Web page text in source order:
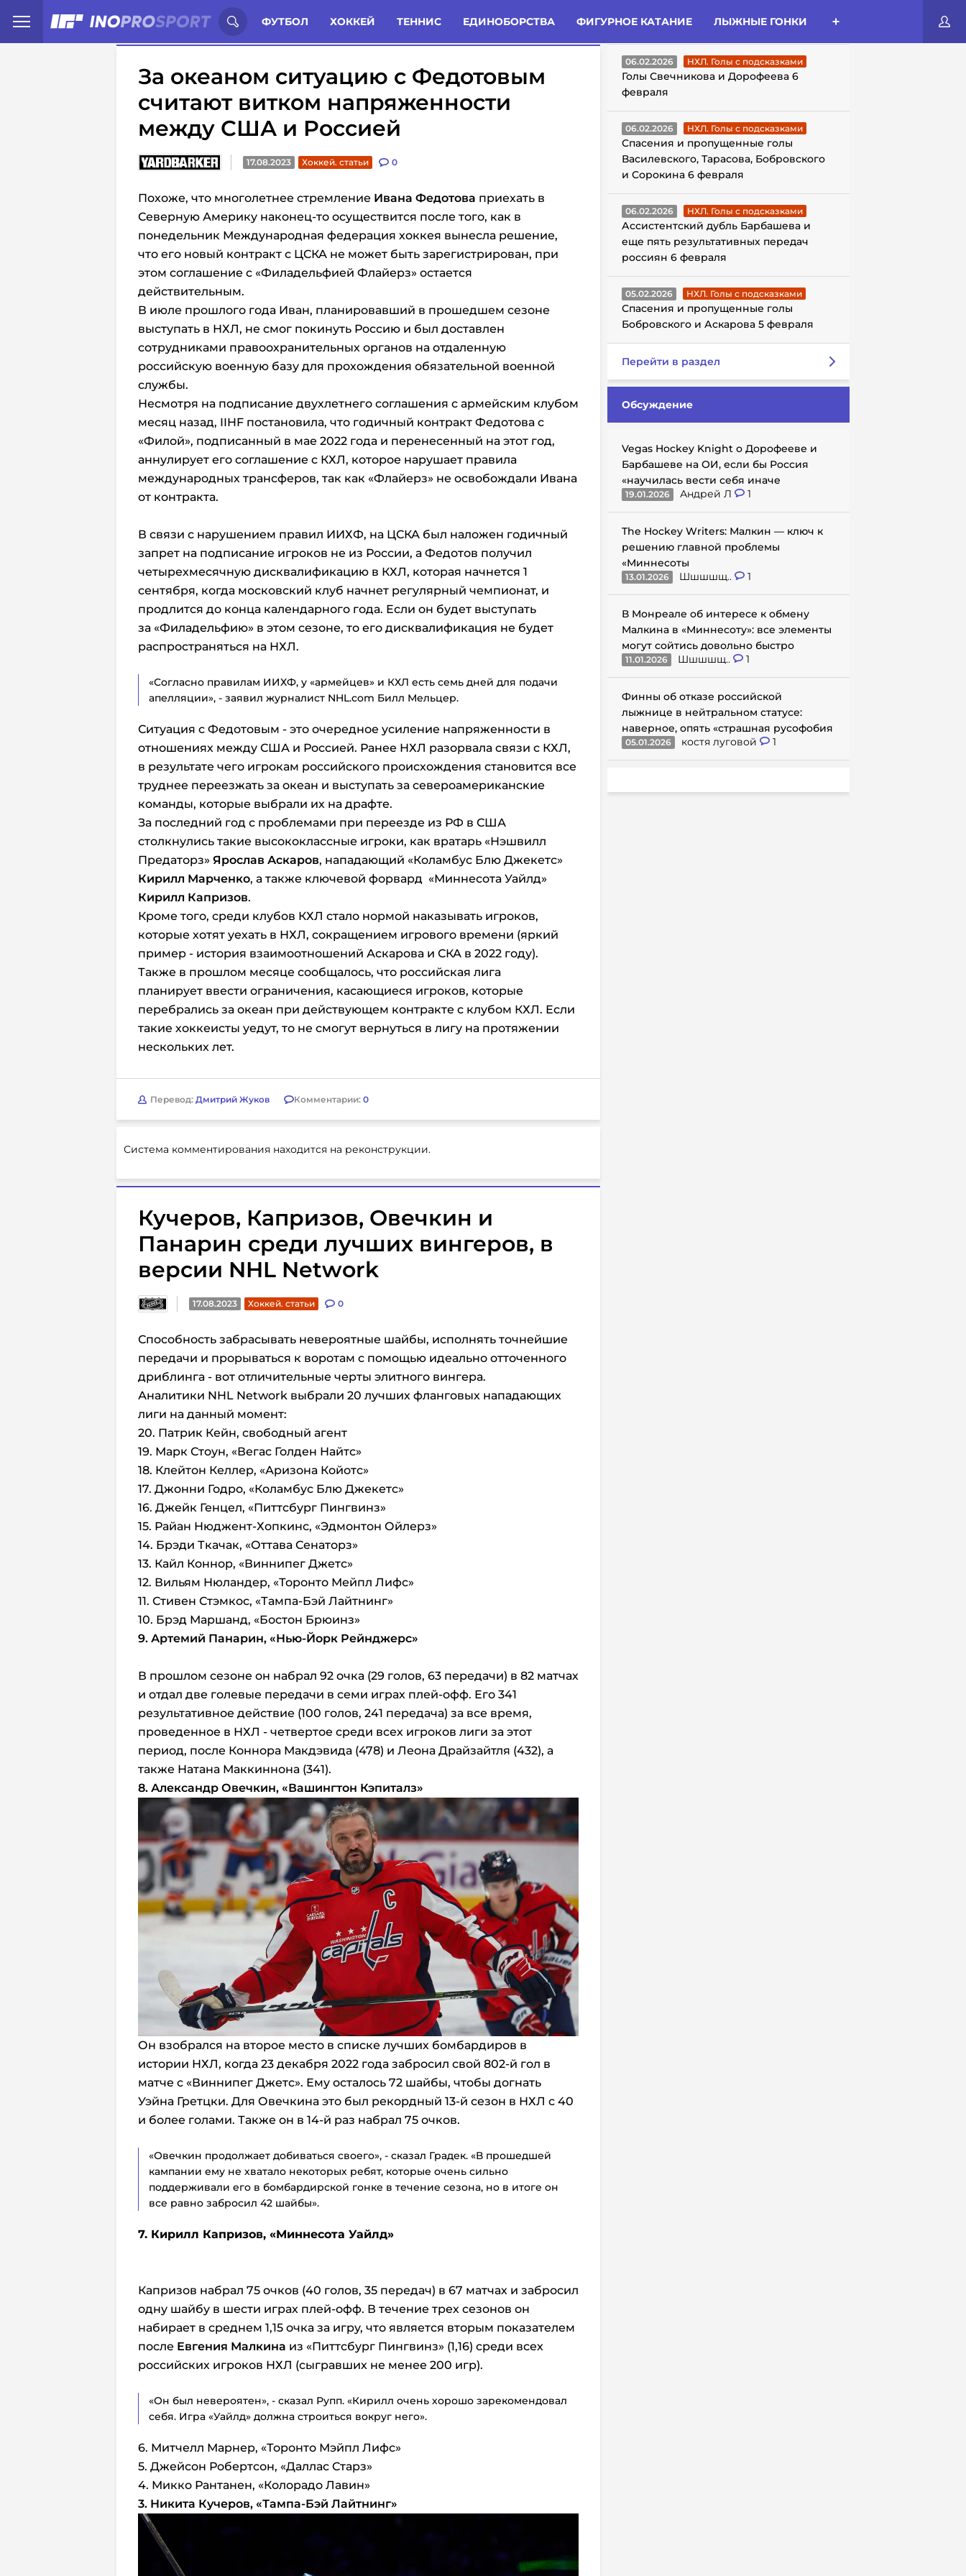
ФУТБОЛ ХОККЕЙ ТЕННИС ЕДИНОБОРСТВА ФИГУРНОЕ КАТАНИЕ ЛЫЖНЫЕ ГОНКИ
Иностранцы о спорте России: Статьи Комменты Новости
За океаном ситуацию с Федотовым
считают витком напряженности
между США и Россией
17.08.2023 Хоккей. статьи 0
Похоже, что многолетнее стремление Ивана Федотова приехать в
Северную Америку наконец-то осуществится после того, как в
понедельник Международная федерация хоккея вынесла решение,
что его новый контракт с ЦСКА не может быть зарегистрирован, при
этом соглашение с «Филадельфией Флайерз» остается
действительным.
В июле прошлого года Иван, планировавший в прошедшем сезоне
выступать в НХЛ, не смог покинуть Россию и был доставлен
сотрудниками правоохранительных органов на отдаленную
российскую военную базу для прохождения обязательной военной
службы.
Несмотря на подписание двухлетнего соглашения с армейским клубом
месяц назад, IIHF постановила, что годичный контракт Федотова с
«Филой», подписанный в мае 2022 года и перенесенный на этот год,
аннулирует его соглашение с КХЛ, которое нарушает правила
международных трансферов, так как «Флайерз» не освобождали Ивана
от контракта.
В связи с нарушением правил ИИХФ, на ЦСКА был наложен годичный
запрет на подписание игроков не из России, а Федотов получил
четырехмесячную дисквалификацию в КХЛ, которая начнется 1
сентября, когда московский клуб начнет регулярный чемпионат, и
продлится до конца календарного года. Если он будет выступать
за «Филадельфию» в этом сезоне, то его дисквалификация не будет
распространяться на НХЛ.
«Согласно правилам ИИХФ, у «армейцев» и КХЛ есть семь дней для подачи
апелляции», - заявил журналист NHL.com Билл Мельцер.
Ситуация с Федотовым - это очередное усиление напряженности в
отношениях между США и Россией. Ранее НХЛ разорвала связи с КХЛ,
в результате чего игрокам российского происхождения становится все
труднее переезжать за океан и выступать за североамериканские
команды, которые выбрали их на драфте.
За последний год с проблемами при переезде из РФ в США
столкнулись такие высококлассные игроки, как вратарь «Нэшвилл
Предаторз» Ярослав Аскаров, нападающий «Коламбус Блю Джекетс»
Кирилл Марченко, а также ключевой форвард «Миннесота Уайлд»
Кирилл Капризов.
Кроме того, среди клубов КХЛ стало нормой наказывать игроков,
которые хотят уехать в НХЛ, сокращением игрового времени (яркий
пример - история взаимоотношений Аскарова и СКА в 2022 году).
Также в прошлом месяце сообщалось, что российская лига
планирует ввести ограничения, касающиеся игроков, которые
перебрались за океан при действующем контракте с клубом КХЛ. Если
такие хоккеисты уедут, то не смогут вернуться в лигу на протяжении
нескольких лет.
Перевод: Дмитрий Жуков Комментарии: 0
Система комментирования находится на реконструкции.
Кучеров, Капризов, Овечкин и
Панарин среди лучших вингеров, в
версии NHL Network
17.08.2023 Хоккей. статьи 0
Способность забрасывать невероятные шайбы, исполнять точнейшие
передачи и прорываться к воротам с помощью идеально отточенного
дриблинга - вот отличительные черты элитного вингера.
Аналитики NHL Network выбрали 20 лучших фланговых нападающих
лиги на данный момент:
20. Патрик Кейн, свободный агент
19. Марк Стоун, «Вегас Голден Найтс»
18. Клейтон Келлер, «Аризона Койотс»
17. Джонни Годро, «Коламбус Блю Джекетс»
16. Джейк Генцел, «Питтсбург Пингвинз»
15. Райан Нюджент-Хопкинс, «Эдмонтон Ойлерз»
14. Брэди Ткачак, «Оттава Сенаторз»
13. Кайл Коннор, «Виннипег Джетс»
12. Вильям Нюландер, «Торонто Мейпл Лифс»
11. Стивен Стэмкос, «Тампа-Бэй Лайтнинг»
10. Брэд Маршанд, «Бостон Брюинз»
9. Артемий Панарин, «Нью-Йорк Рейнджерс»
В прошлом сезоне он набрал 92 очка (29 голов, 63 передачи) в 82 матчах
и отдал две голевые передачи в семи играх плей-офф. Его 341
результативное действие (100 голов, 241 передача) за все время,
проведенное в НХЛ - четвертое среди всех игроков лиги за этот
период, после Коннора Макдэвида (478) и Леона Драйзайтля (432), а
также Натана Маккиннона (341).
8. Александр Овечкин, «Вашингтон Кэпиталз»
Он взобрался на второе место в списке лучших бомбардиров в
истории НХЛ, когда 23 декабря 2022 года забросил свой 802-й гол в
матче с «Виннипег Джетс». Ему осталось 72 шайбы, чтобы догнать
Уэйна Гретцки. Для Овечкина это был рекордный 13-й сезон в НХЛ с 40
и более голами. Также он в 14-й раз набрал 75 очков.
«Овечкин продолжает добиваться своего», - сказал Градек. «В прошедшей
кампании ему не хватало некоторых ребят, которые очень сильно
поддерживали его в бомбардирской гонке в течение сезона, но в итоге он
все равно забросил 42 шайбы».
7. Кирилл Капризов, «Миннесота Уайлд»
Капризов набрал 75 очков (40 голов, 35 передач) в 67 матчах и забросил
одну шайбу в шести играх плей-офф. В течение трех сезонов он
набирает в среднем 1,15 очка за игру, что является вторым показателем
после Евгения Малкина из «Питтсбург Пингвинз» (1,16) среди всех
российских игроков НХЛ (сыгравших не менее 200 игр).
«Он был невероятен», - сказал Рупп. «Кирилл очень хорошо зарекомендовал
себя. Игра «Уайлд» должна строиться вокруг него».
6. Митчелл Марнер, «Торонто Мэйпл Лифс»
5. Джейсон Робертсон, «Даллас Старз»
4. Микко Рантанен, «Колорадо Лавин»
3. Никита Кучеров, «Тампа-Бэй Лайтнинг»
ГОЛЫ С ПОДСКАЗКАМИ
06.02.2026 НХЛ. Голы с подсказками
Голы Свечникова и Дорофеева 6
февраля
06.02.2026 НХЛ. Голы с подсказками
Спасения и пропущенные голы
Василевского, Тарасова, Бобровского
и Сорокина 6 февраля
06.02.2026 НХЛ. Голы с подсказками
Ассистентский дубль Барбашева и
еще пять результативных передач
россиян 6 февраля
05.02.2026 НХЛ. Голы с подсказками
Спасения и пропущенные голы
Бобровского и Аскарова 5 февраля
Перейти в раздел
Обсуждение
Vegas Hockey Knight о Дорофееве и
Барбашеве на ОИ, если бы Россия
«научилась вести себя иначе
19.01.2026 Андрей Л 1
The Hockey Writers: Малкин — ключ к
решению главной проблемы
«Миннесоты
13.01.2026 Шшшшщ.. 1
В Монреале об интересе к обмену
Малкина в «Миннесоту»: все элементы
могут сойтись довольно быстро
11.01.2026 Шшшшщ.. 1
Финны об отказе российской
лыжнице в нейтральном статусе:
наверное, опять «страшная русофобия
05.01.2026 костя луговой 1